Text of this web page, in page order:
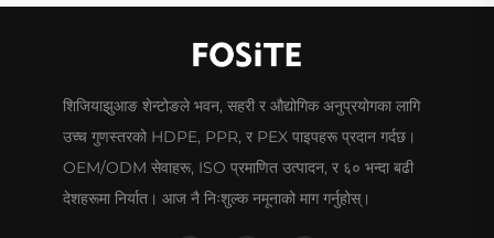
शिजियाझुआङ शेन्टोङले भवन, सहरी र औद्योगिक अनुप्रयोगका लागि
उच्च गुणस्तरको HDPE, PPR, र PEX पाइपहरू प्रदान गर्दछ।
OEM/ODM सेवाहरू, ISO प्रमाणित उत्पादन, र ६० भन्दा बढी
देशहरूमा निर्यात। आज नै निःशुल्क नमूनाको माग गर्नुहोस्।